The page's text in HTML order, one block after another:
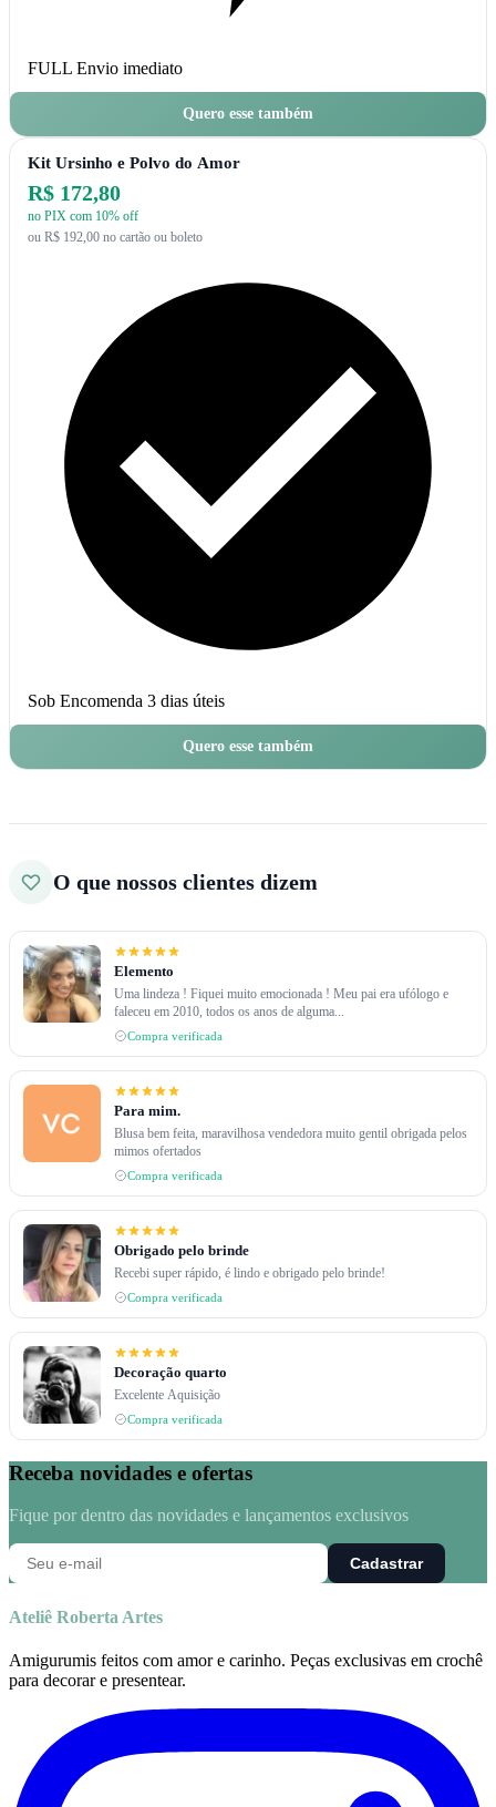
FULL Envio imediato
Quero esse também
Kit Ursinho e Polvo do Amor
R$ 172,80
no PIX com 10% off
ou R$ 192,00 no cartão ou boleto
Sob Encomenda 3 dias úteis
Quero esse também
O que nossos clientes dizem
Elemento
Uma lindeza ! Fiquei muito emocionada ! Meu pai era ufólogo e
faleceu em 2010, todos os anos de alguma...
Compra verificada
Para mim.
Blusa bem feita, maravilhosa vendedora muito gentil obrigada pelos
mimos ofertados
Compra verificada
Obrigado pelo brinde
Recebi super rápido, é lindo e obrigado pelo brinde!
Compra verificada
Decoração quarto
Excelente Aquisição
Compra verificada
Receba novidades e ofertas
Fique por dentro das novidades e lançamentos exclusivos
Cadastrar
Ateliê Roberta Artes
Amigurumis feitos com amor e carinho. Peças exclusivas em crochê
para decorar e presentear.